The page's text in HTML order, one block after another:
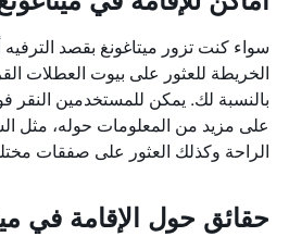
سواء كنت تزور ميتاغونغ بقصد
الخريطة للعثور على بيوت العطلات
بالنسبة لك. يمكن للمستخدمين النقر
على مزيد من المعلومات حوله، مثل
الراحة وكذلك العثور على صفقات
حقائق حول الإقامة في